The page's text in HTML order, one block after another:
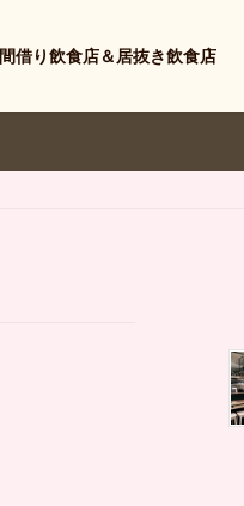
間借り飲食店＆居抜き飲食店